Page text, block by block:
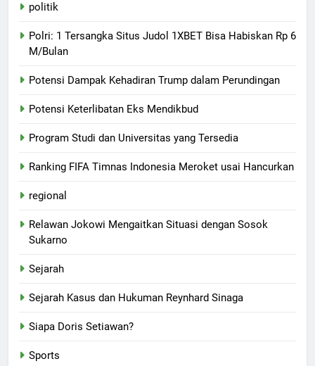
politik
Polri: 1 Tersangka Situs Judol 1XBET Bisa Habiskan Rp 6
M/Bulan
Potensi Dampak Kehadiran Trump dalam Perundingan
Potensi Keterlibatan Eks Mendikbud
Program Studi dan Universitas yang Tersedia
Ranking FIFA Timnas Indonesia Meroket usai Hancurkan
regional
Relawan Jokowi Mengaitkan Situasi dengan Sosok
Sukarno
Sejarah
Sejarah Kasus dan Hukuman Reynhard Sinaga
Siapa Doris Setiawan?
Sports